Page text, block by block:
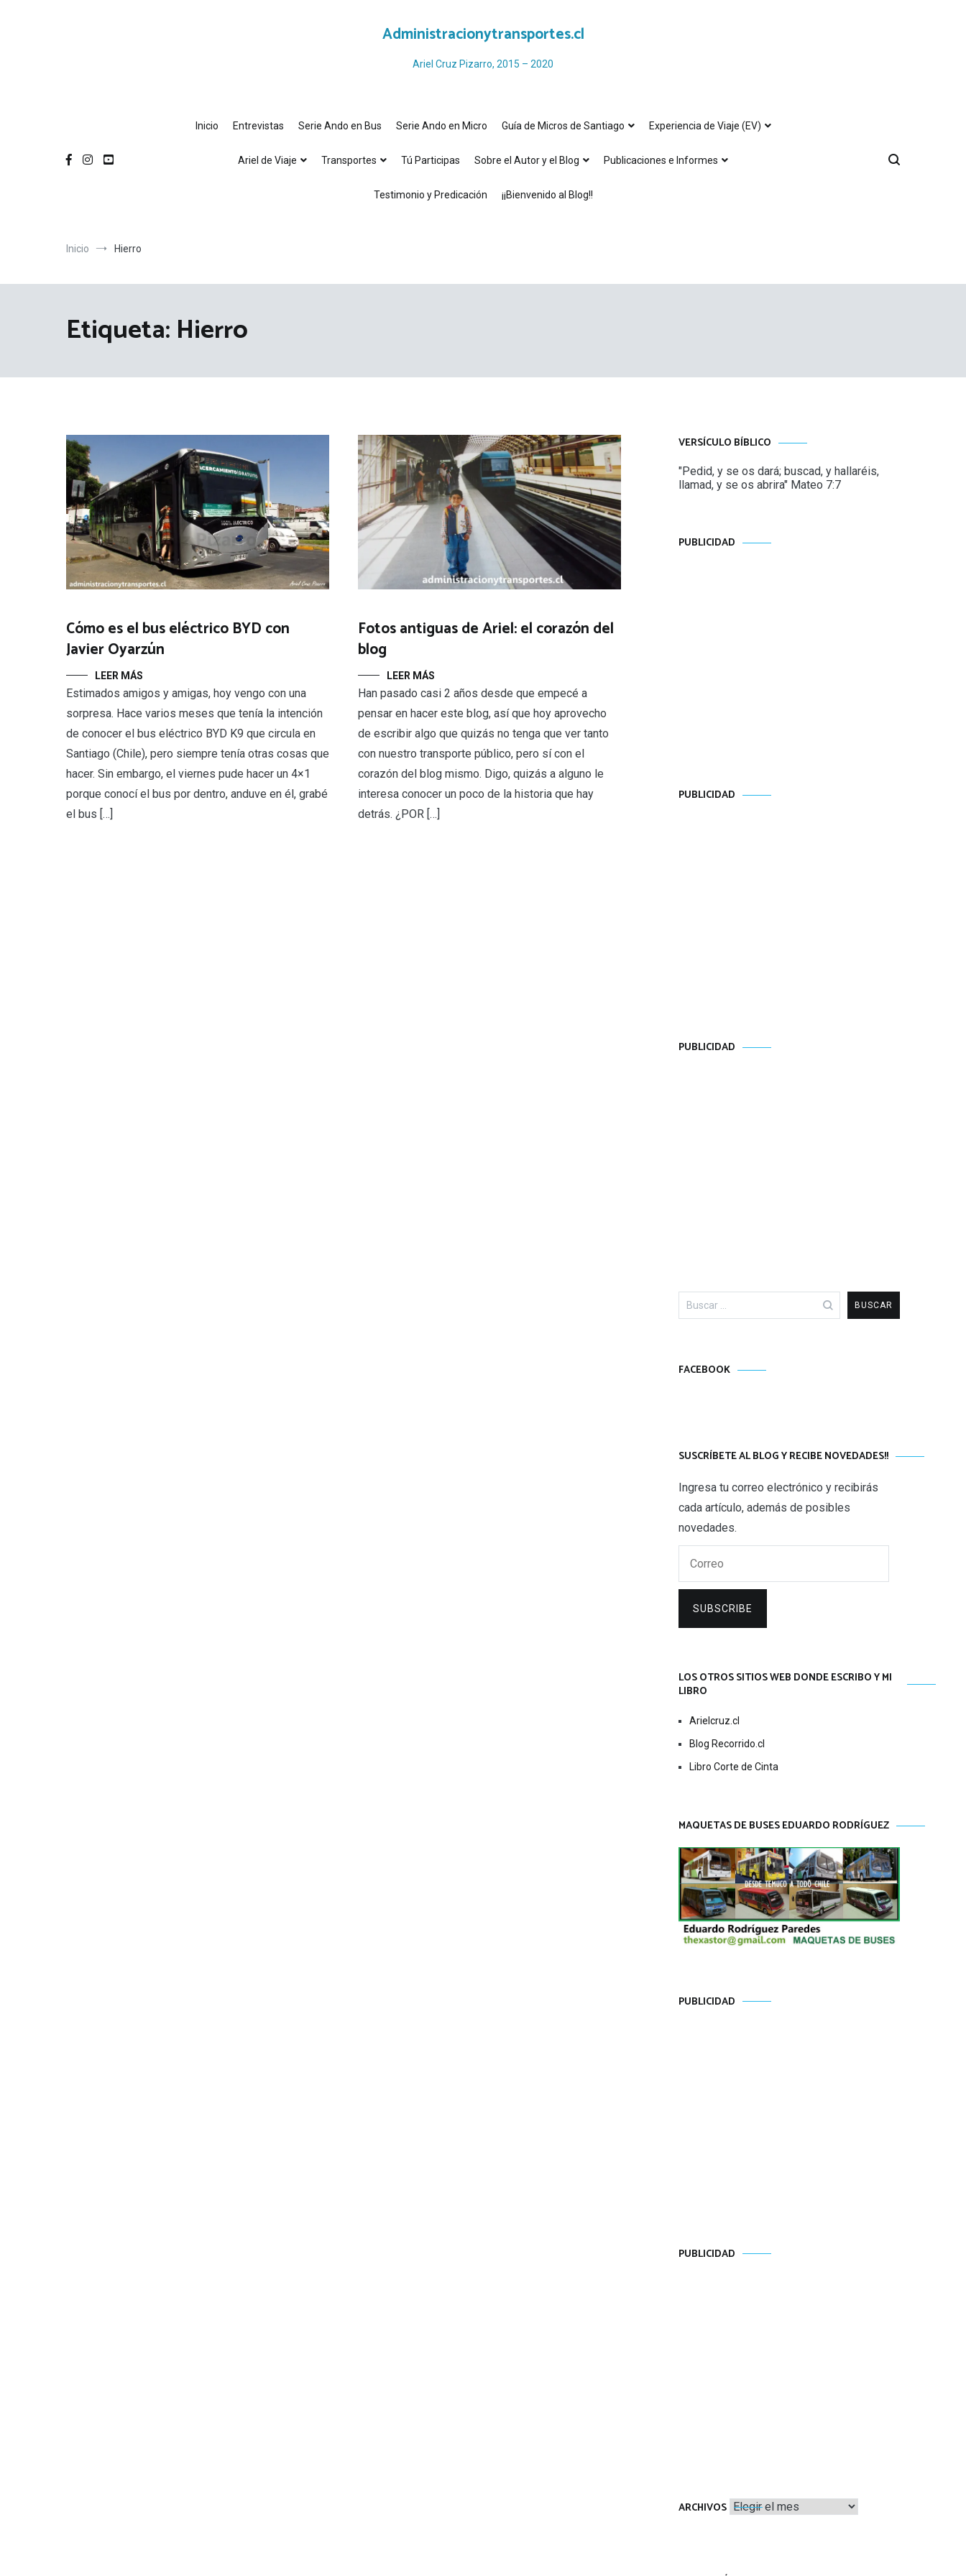
Administracionytransportes.cl
Ariel Cruz Pizarro, 2015 – 2020
Inicio Entrevistas Serie Ando en Bus Serie Ando en Micro Guía de Micros de Santiago Experiencia de Viaje (EV)
Ariel de Viaje Transportes Tú Participas Sobre el Autor y el Blog Publicaciones e Informes
Testimonio y Predicación ¡¡Bienvenido al Blog!!
Inicio Hierro
Etiqueta: Hierro
Cómo es el bus eléctrico BYD con
Javier Oyarzún
LEER MÁS
Estimados amigos y amigas, hoy vengo con una
sorpresa. Hace varios meses que tenía la intención
de conocer el bus eléctrico BYD K9 que circula en
Santiago (Chile), pero siempre tenía otras cosas que
hacer. Sin embargo, el viernes pude hacer un 4×1
porque conocí el bus por dentro, anduve en él, grabé
el bus […]
Fotos antiguas de Ariel: el corazón del
blog
LEER MÁS
Han pasado casi 2 años desde que empecé a
pensar en hacer este blog, así que hoy aprovecho
de escribir algo que quizás no tenga que ver tanto
con nuestro transporte público, pero sí con el
corazón del blog mismo. Digo, quizás a alguno le
interesa conocer un poco de la historia que hay
detrás. ¿POR […]
VERSÍCULO BÍBLICO
"Pedid, y se os dará; buscad, y hallaréis,
llamad, y se os abrira" Mateo 7:7
PUBLICIDAD
PUBLICIDAD
PUBLICIDAD
Buscar:
FACEBOOK
SUSCRÍBETE AL BLOG Y RECIBE NOVEDADES!!
Ingresa tu correo electrónico y recibirás
cada artículo, además de posibles
novedades.
SUBSCRIBE
LOS OTROS SITIOS WEB DONDE ESCRIBO Y MI
LIBRO
Arielcruz.cl
Blog Recorrido.cl
Libro Corte de Cinta
MAQUETAS DE BUSES EDUARDO RODRÍGUEZ
PUBLICIDAD
PUBLICIDAD
ARCHIVOS Archivos